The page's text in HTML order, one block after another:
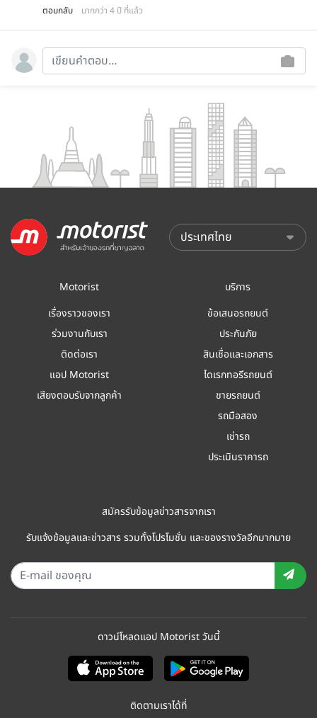
ตอบกลับ มากกว่า 4 ปี ที่แล้ว
Motorist
เรื่องราวของเรา
ร่วมงานกับเรา
ติดต่อเรา
แอป Motorist
เสียงตอบรับจากลูกค้า
บริการ
ข้อเสนอรถยนต์
ประกันภัย
สินเชื่อและเอกสาร
ไดเรกทอรีรถยนต์
ขายรถยนต์
รถมือสอง
เช่ารถ
ประเมินราคารถ
สมัครรับข้อมูลข่าวสารจากเรา
รับแจ้งข้อมูลและข่าวสาร รวมทั้งโปรโมชั่น และของรางวัลอีกมากมาย
ดาวน์โหลดแอป Motorist วันนี้
ติดตามเราได้ที่